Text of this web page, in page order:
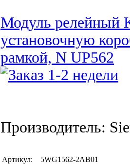
Модуль релейный
установочную
рамкой, N UP562
Производитель:
Артикул:
5WG1562-2AB01